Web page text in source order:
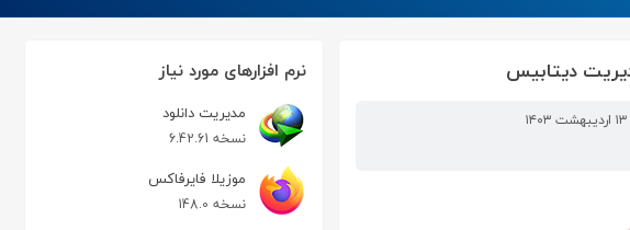
نرم افزارهای مورد نیاز
مدیریت دانلود
نسخه 6.42.61
موزیلا فایرفاکس
نسخه 148.0